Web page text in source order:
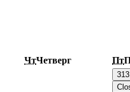
ЧтЧетверг Пт
31